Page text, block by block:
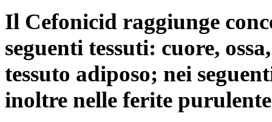
Il Cefonicid raggiunge
seguenti tessuti: cuore,
tessuto adiposo; nei
inoltre nelle ferite